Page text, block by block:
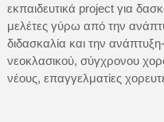
εκπαιδευτικά project για
μελέτες γύρω από την
διδασκαλία και την
νεοκλασικού, σύγχρονου
νέους, επαγγελματίες